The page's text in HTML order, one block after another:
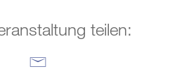
teilen: